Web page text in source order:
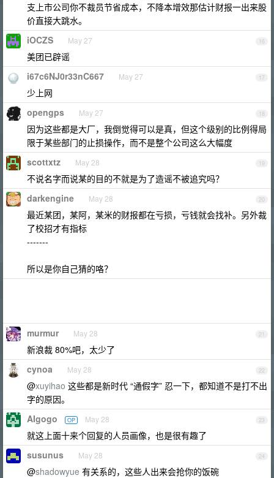
支上市公司你不裁员节省成本，不降本增效那估计财报一出来股
价直接大跳水。
16
iOCZS May 27
美团已辟谣
17
i67c6NJ0r33nC667 May 27
少上网
18
opengps May 27
因为这些都是大厂，我倒觉得可以是真，但这个级别的比例得局
限于某些部门的止损操作，而不是整个公司这么大幅度
19
scottxtz May 28
不说名字而说某的目的不就是为了造谣不被追究吗？
20
darkengine May 28
最近某团，某阿，某米的财报都在亏损，亏钱就会找补。另外裁
了校招才有指标
-------
所以是你自己猜的咯？
21
murmur May 28
新浪裁 80%吧，太少了
22
cynoa May 28
@xuyihao 这些都是新时代 “通假字” 忍一下，都知道不是打不出
字的原因。
23
AIgogo OP May 28
就这上面十来个回复的人员画像，也是很有趣了
24
susunus May 28
@shadowyue 有关系的，这些人出来会抢你的饭碗